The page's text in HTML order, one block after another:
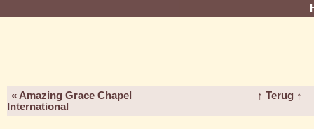
« Amazing Grace Chapel
International
↑ Terug ↑